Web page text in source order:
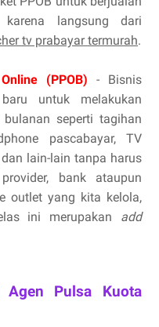
langsung dari
tv prabayar termurah.
(PPOB) - Bisnis
untuk melakukan
seperti tagihan
pascabayar, TV
lain-lain tanpa harus
bank ataupun
outlet yang kita kelola,
ini merupakan add
Agen Pulsa Kuota